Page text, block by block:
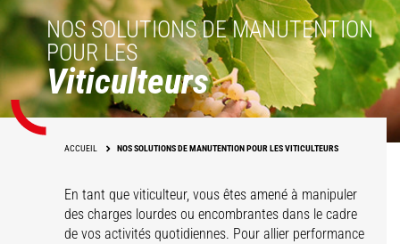
NOS SOLUTIONS DE MANUTENTION
POUR LES
Viticulteurs
ACCUEIL NOS SOLUTIONS DE MANUTENTION POUR LES VITICULTEURS
En tant que viticulteur, vous êtes amené à manipuler
des charges lourdes ou encombrantes dans le cadre
de vos activités quotidiennes. Pour allier performance